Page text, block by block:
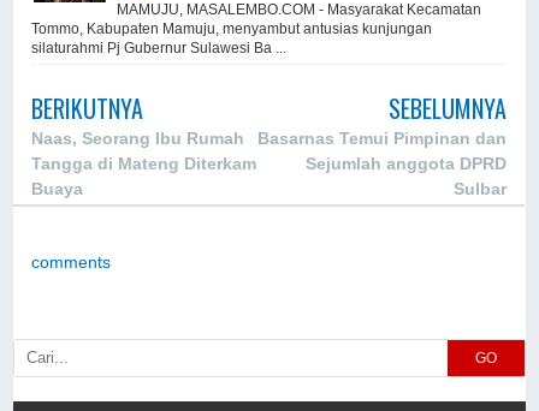
MAMUJU, MASALEMBO.COM - Masyarakat Kecamatan
Tommo, Kabupaten Mamuju, menyambut antusias kunjungan
silaturahmi Pj Gubernur Sulawesi Ba ...
BERIKUTNYA
Naas, Seorang Ibu Rumah
Tangga di Mateng Diterkam
Buaya
SEBELUMNYA
Basarnas Temui Pimpinan dan
Sejumlah anggota DPRD
Sulbar
comments
GO